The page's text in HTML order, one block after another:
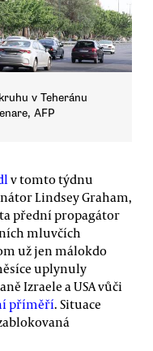
v Teheránu
AFP
v tomto týdnu
Lindsey Graham,
přední propagátor
mluvčích
už jen málokdo
uplynuly
Izraele a USA vůči
příměří. Situace